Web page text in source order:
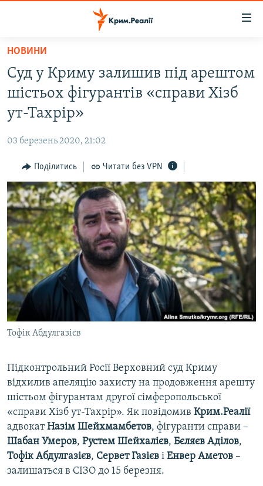
Перейти
основного
матеріалу
Перейти
до
основної
навігації
Перейти
до
пошуку
ВОДА.КРИМ
ВІДЕО ТА ФОТО
БЛОГИ
ПОГЛЯД
ІНТЕРВ'Ю
ВСЕ ЗА ДЕНЬ
СПЕЦПРОЕКТИ
ДЕПОРТАЦІЯ
ВІДЕОУРОКИ «ELIFBE»
СВІДЧЕННЯ ОКУПАЦІЇ
УКРАЇНСЬКА ПРОБЛЕМА КРИМУ
ІНФОГРАФІКА
ЯК ОБІЙТИ БЛОКУВАННЯ
Русский
Qırımtatar
ДОЛУЧАЙСЯ!
Усі сайти RFE/RL
НОВИНИ
Суд у Криму залишив під арештом
шістьох фігурантів «справи Хізб
ут-Тахрір»
03 березень 2020, 21:02
Поділитись Читати без VPN
Тофік Абдулгазієв
Підконтрольний Росії Верховний суд Криму
відхилив апеляцію захисту на продовження арешту
шістьом фігурантам другої сімферопольської
«справи Хізб ут-Тахрір». Як повідомив Крим.Реалії
адвокатНазім Шейхмамбетов, фігуранти справи –
Шабан Умеров, Рустем Шейхалієв, Бєляєв Аділов,
Тофік Абдулгазієв, Сервет Газієв і Енвер Аметов –
залишаться в СІЗО до 15 березня.